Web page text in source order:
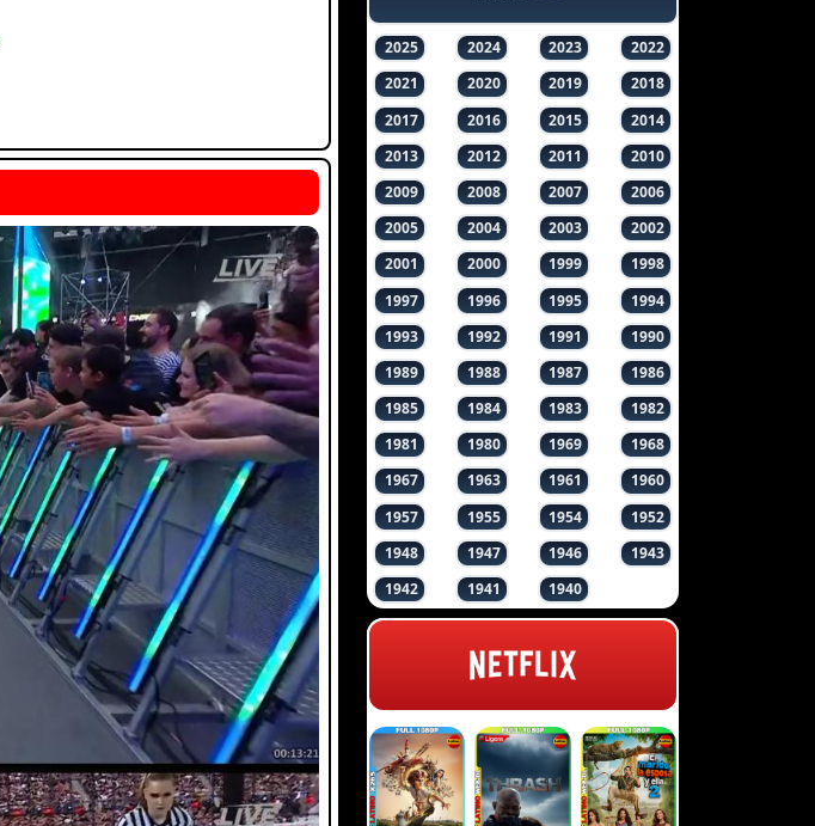
2025 2024 2023
2022
2021
2020 2019
2018
2017
2016 2015
2014
2013
2012 2011
2010
2009
2008 2007
2006
2005
2004 2003
2002
2001
2000 1999
1998
1997
1996 1995
1994
1993
1992 1991
1990
1989
1988 1987
1986
1985
1984 1983
1982
1981
1980 1969
1968
1967
1963 1961
1960
1957
1955 1954
1952
1948
1947 1946
1943
1942
1941 1940